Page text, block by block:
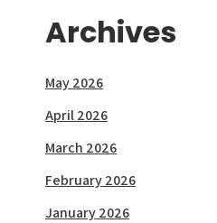
Archives
May 2026
April 2026
March 2026
February 2026
January 2026